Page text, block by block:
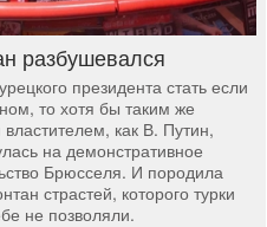
разбушевался
президента стать если
то хотя бы таким же
как В. Путин,
на демонстративное
Брюсселя. И породила
страстей, которого турки
не позволяли.